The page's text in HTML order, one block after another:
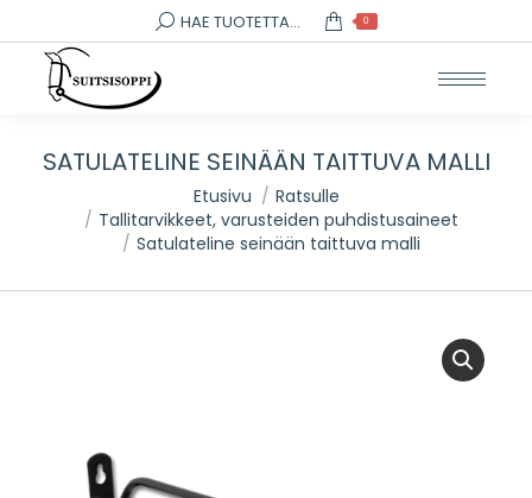
Search:
HAE TUOTETTA... 0
SATULATELINE SEINÄÄN TAITTUVA MALLI
Etusivu
Ratsulle
Tallitarvikkeet, varusteiden puhdistusaineet
Satulateline seinään taittuva malli